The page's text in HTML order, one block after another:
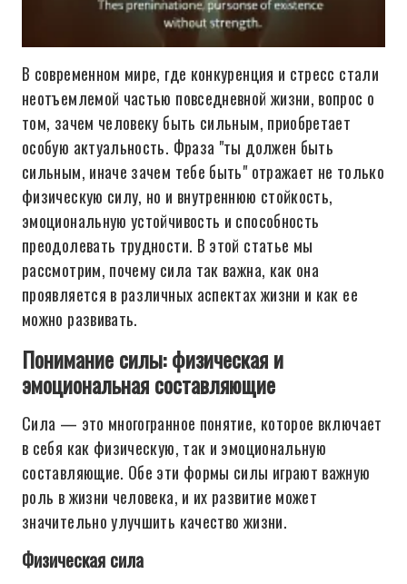
В современном мире, где конкуренция и стресс стали
неотъемлемой частью повседневной жизни, вопрос о
том, зачем человеку быть сильным, приобретает
особую актуальность. Фраза "ты должен быть
сильным, иначе зачем тебе быть" отражает не только
физическую силу, но и внутреннюю стойкость,
эмоциональную устойчивость и способность
преодолевать трудности. В этой статье мы
рассмотрим, почему сила так важна, как она
проявляется в различных аспектах жизни и как ее
можно развивать.
Понимание силы: физическая и
эмоциональная составляющие
Сила — это многогранное понятие, которое включает
в себя как физическую, так и эмоциональную
составляющие. Обе эти формы силы играют важную
роль в жизни человека, и их развитие может
значительно улучшить качество жизни.
Физическая сила